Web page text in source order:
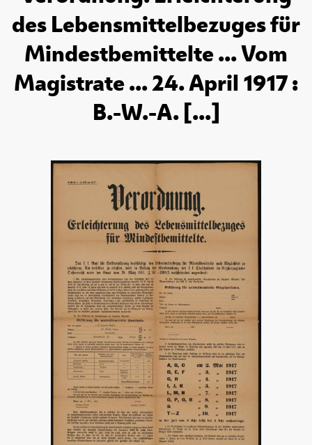
des Lebensmittelbezuges für
Mindestbemittelte ... Vom
Magistrate ... 24. April 1917 :
B.-W.-A. [...]